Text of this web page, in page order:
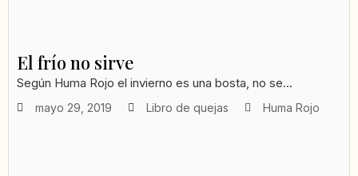
El frío no sirve
Según Huma Rojo el invierno es una bosta, no se...
mayo 29, 2019 Libro de quejas Huma Rojo